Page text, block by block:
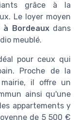
grâce à la
Le loyer moyen
à Bordeauxdans
meublé.
pour ceux qui
Proche de la
il offre un
ainsi qu'une
appartements y
de 5 500 €